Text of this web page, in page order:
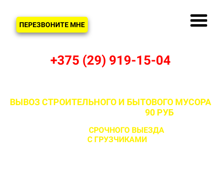
ПЕРЕЗВОНИТЕ МНЕ
+375 (29) 919-15-04
ВЫВОЗ СТРОИТЕЛЬНОГО И БЫТОВОГО МУСОРА
90 РУБ
СРОЧНОГО ВЫЕЗДА
С ГРУЗЧИКАМИИ БЕЗ